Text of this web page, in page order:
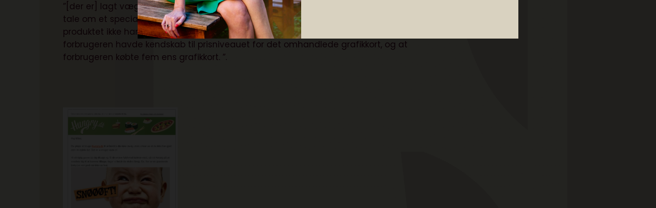
”[der er] lagt vægt på, at den udbudte pris kun udgør ca. 5 % af den rigtige pris, at der er
tale om et specialiseret kvalitetsprodukt, som forudsætter et vist kendskab til produktet, at
produktet ikke har været annonceret som et tilbud eller led i en kampagne eller lignende, at
forbrugeren havde kendskab til prisniveauet for det omhandlede grafikkort, og at
forbrugeren købte fem ens grafikkort. ”.